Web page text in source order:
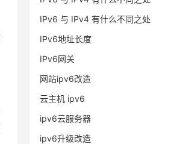
IPv6 与 IPv4 有什么不同之处
IPv6地址长度
IPv6网关
网站ipv6改造
云主机 ipv6
ipv6云服务器
ipv6升级改造